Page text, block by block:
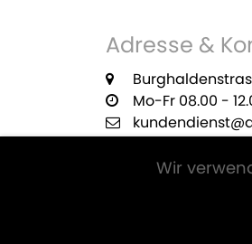
Adresse &
Mo-Fr 08.00 -
Wir